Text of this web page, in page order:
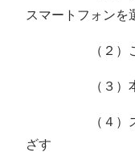
スマートフォンを
（２）ご利
（３）本
（４）スマホ
ざす